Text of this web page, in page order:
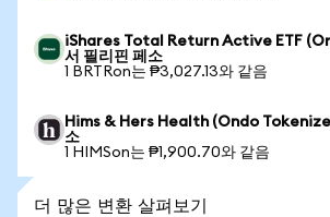
iShares Total Return Active ETF
서 필리핀 페소
1 BRTRon는 ₱3,027.13와 같음
Hims & Hers Health (Ondo
소
1 HIMSon는 ₱1,900.70와 같음
더 많은 변환 살펴보기